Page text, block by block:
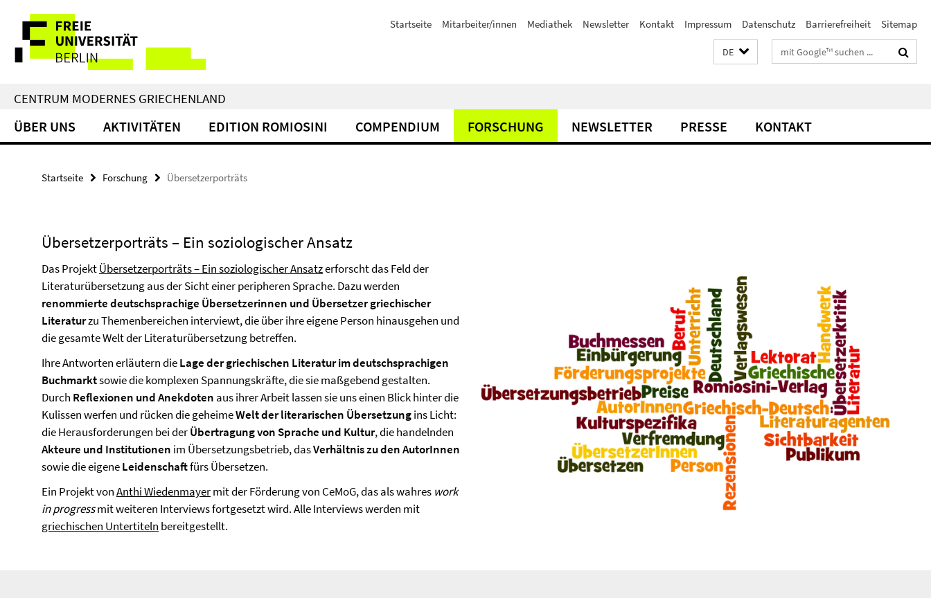
direkt
Inhalt
Service-
Navigation
Startseite Mitarbeiter/innen Mediathek Newsletter Kontakt Impressum Datenschutz Barrierefreiheit Sitemap
DE Suchbegriffe
CENTRUM MODERNES GRIECHENLAND
ÜBER UNS AKTIVITÄTEN EDITION ROMIOSINI COMPENDIUM FORSCHUNG NEWSLETTER PRESSE KONTAKT
Startseite Forschung Übersetzerporträts
Übersetzerporträts – Ein soziologischer Ansatz
Das ProjektÜbersetzerporträts – Ein soziologischer Ansatzerforscht das Feld der
Literaturübersetzung aus der Sicht einer peripheren Sprache. Dazu werden
renommierte deutschsprachige Übersetzerinnen und Übersetzer griechischer
Literaturzu Themenbereichen interviewt, die über ihre eigene Person hinausgehen und
die gesamte Welt der Literaturübersetzung betreffen.
Ihre Antworten erläutern dieLage der griechischen Literatur im deutschsprachigen
Buchmarktsowie die komplexen Spannungskräfte, die sie maßgebend gestalten.
Durch Reflexionen und Anekdoten aus ihrer Arbeit lassen sie uns einen Blick hinter die
Kulissen werfen und rücken die geheimeWelt der literarischen Übersetzungins Licht:
die Herausforderungen bei derÜbertragung von Sprache und Kultur, die handelnden
Akteure und Institutionen im Übersetzungsbetrieb, dasVerhältnis zu den AutorInnen
sowie die eigeneLeidenschaftfürs Übersetzen.
Ein Projekt vonAnthi Wiedenmayermit der Förderung von CeMoG, das als wahres work
in progressmit weiteren Interviews fortgesetzt wird. Alle Interviews werden mit
griechischen Untertiteln bereitgestellt.